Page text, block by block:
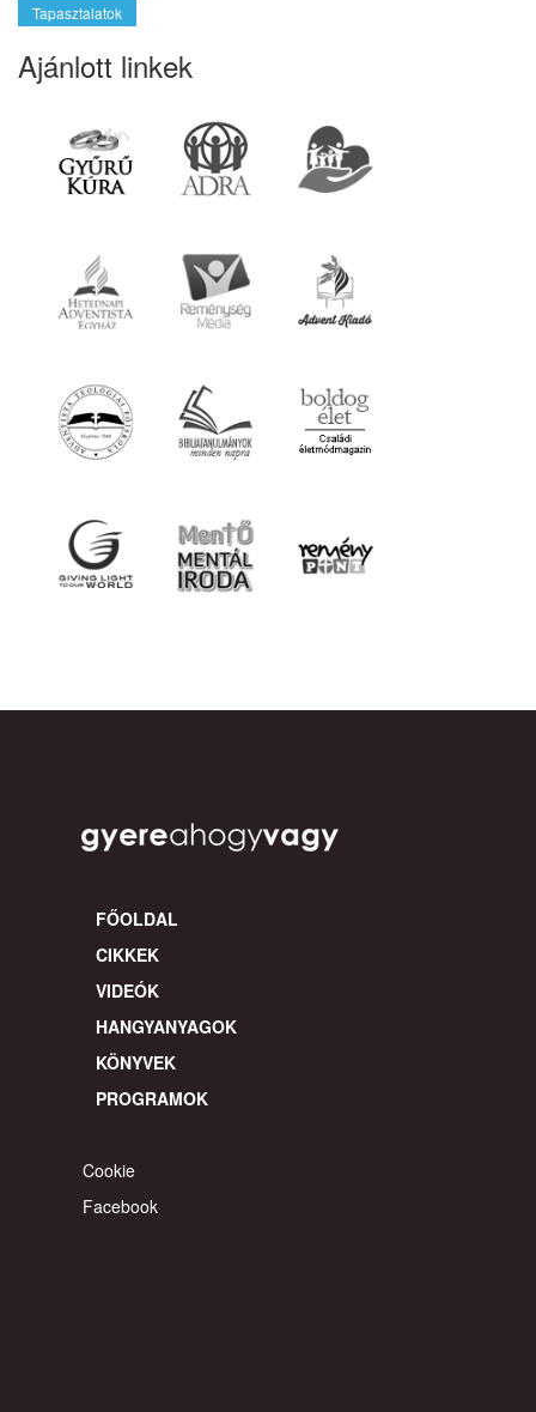
Tapasztalatok
Ajánlott linkek
FŐOLDAL
CIKKEK
VIDEÓK
HANGYANYAGOK
KÖNYVEK
PROGRAMOK
Cookie
Facebook